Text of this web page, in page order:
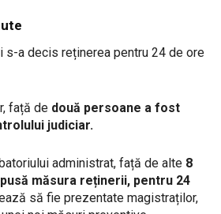
s-a decis reținerea pentru 24 de ore
față de două persoane a fost
judiciar.
administrat, față de alte 8
măsura reținerii, pentru 24
să fie prezentate magistraților,